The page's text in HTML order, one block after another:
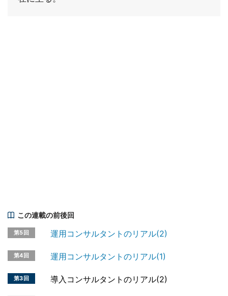
この連載の前後回
第5回 運用コンサルタントのリアル(2)
第4回 運用コンサルタントのリアル(1)
第3回 導入コンサルタントのリアル(2)